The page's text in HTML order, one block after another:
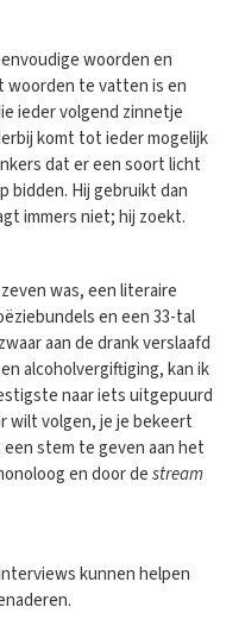
woorden en
woorden te vatten is en
ieder volgend zinnetje
komt tot ieder mogelijk
dat er een soort licht
bidden. Hij gebruikt dan
immers niet; hij zoekt.
was, een literaire
en een 33-tal
aan de drank verslaafd
alcoholvergiftiging, kan ik
naar iets uitgepuurd
wilt volgen, je je bekeert
stem te geven aan het
en door destream
kunnen helpen